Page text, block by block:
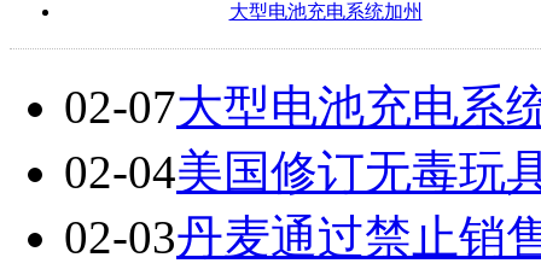
大型电池充电系统加州
02-07大型电池充电系
02-04美国修订无毒玩
02-03丹麦通过禁止销